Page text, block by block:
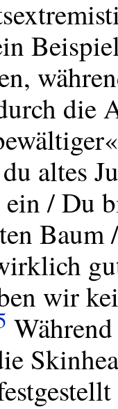
die
altes
/ Du
wir